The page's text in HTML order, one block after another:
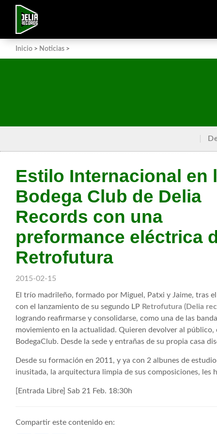
Inicio > Noticias >
Estilo Internacional en
Bodega Club de Delia
Records con una
preformance eléctrica
Retrofutura
2015-02-15
El trío madrileño, formado por Miguel, Patxi y Jaime, tras
con el lanzamiento de su segundo LP Retrofutura (Delia
logrando reafirmarse y consolidarse, como una de las
moviemiento en la actualidad. Quieren devolver al
BodegaClub. Desde la sede y entrañas de su propia casa
Desde su formación en 2011, y ya con 2 albunes de
inusitada, la arquitectura limpia de sus composiciones, les
[Entrada Libre] Sab 21 Feb. 18:30h
Compartir este contenido en: